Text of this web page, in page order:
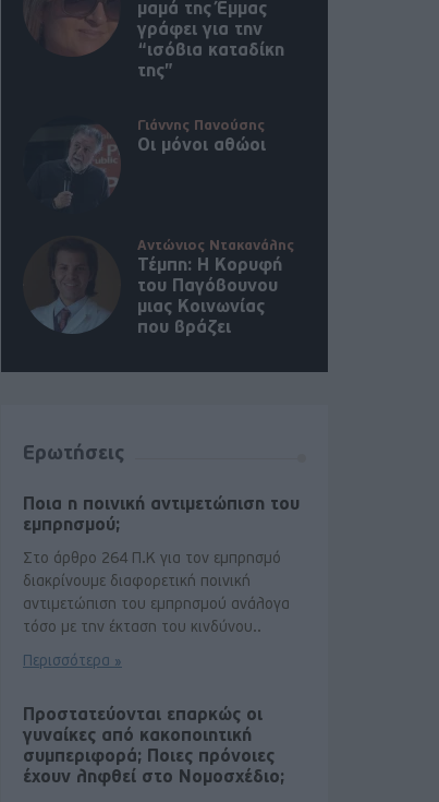
μαμά της Έμμας
γράφει για την
“ισόβια καταδίκη
της”
Γιάννης Πανούσης
Οι μόνοι αθώοι
Αντώνιος Ντακανάλης
Τέμπη: Η Κορυφή
του Παγόβουνου
μιας Κοινωνίας
που βράζει
Ερωτήσεις
Ποια η ποινική αντιμετώπιση του
εμπρησμού;
Στο άρθρο 264 Π.Κ για τον εμπρησμό
διακρίνουμε διαφορετική ποινική
αντιμετώπιση του εμπρησμού ανάλογα
τόσο με την έκταση του κινδύνου..
Περισσότερα »
Προστατεύονται επαρκώς οι
γυναίκες από κακοποιητική
συμπεριφορά; Ποιες πρόνοιες
έχουν ληφθεί στο Νομοσχέδιο;